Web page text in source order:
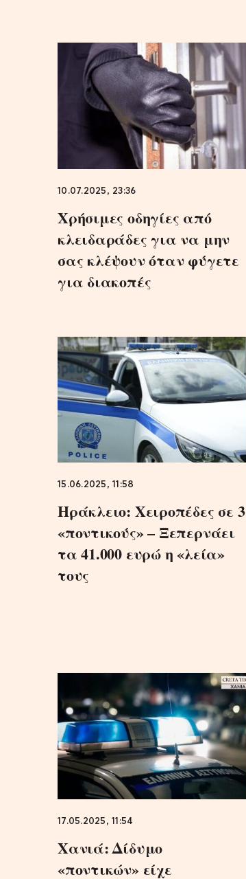
10.07.2025, 23:36
Χρήσιμες οδηγίες από
κλειδαράδες για να μην
σας κλέψουν όταν φύγετε
για διακοπές
15.06.2025, 11:58
Ηράκλειο: Χειροπέδες σε 3
«ποντικούς» – Ξεπερνάει
τα 41.000 ευρώ η «λεία»
τους
17.05.2025, 11:54
Χανιά: Δίδυμο
«ποντικών» είχε